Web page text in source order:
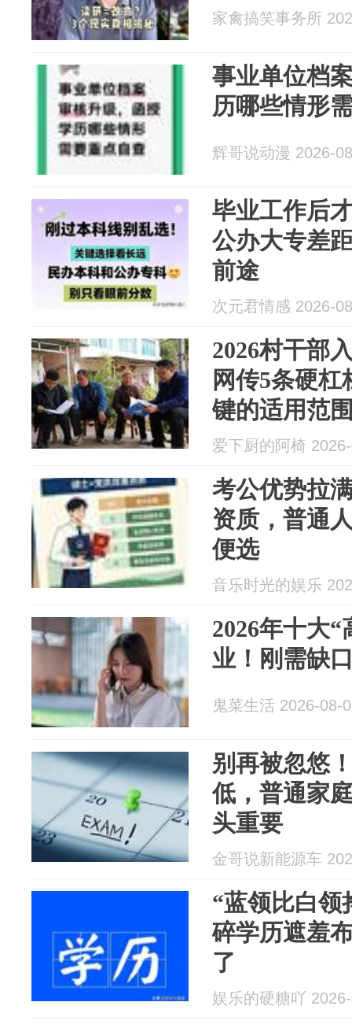
家禽搞笑事务所
事业单位档
历哪些情形
辉哥说动漫 2026-
毕业工作后
公办大专差
前途
次元君情感 2026-
2026村干部
网传5条硬
键的适用范
爱下厨的阿椅
考公优势拉
资质，普通
便选
音乐时光的娱乐
2026年十大
业！刚需缺
鬼菜生活 2026-08-
别再被忽悠
低，普通家
头重要
金哥说新能源车
“蓝领比白领
碎学历遮羞
了
娱乐的硬糖吖